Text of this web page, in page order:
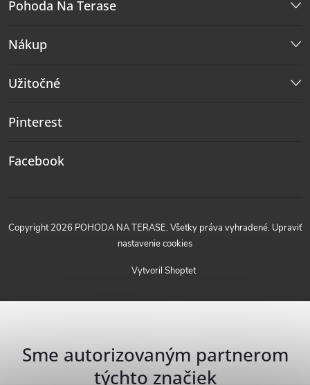
Pohoda Na Terase
Nákup
Užitočné
Pinterest
Facebook
Vytvoril Shoptet
Copyright 2026 POHODA NA TERASE. Všetky práva vyhradené. Upraviť
nastavenie cookies
Sme autorizovaným partnerom
týchto značiek